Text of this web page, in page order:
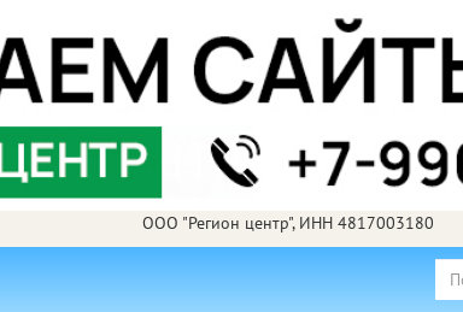
ООО "Регион центр", ИНН 4817003180